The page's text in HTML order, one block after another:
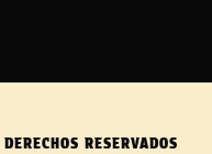
RESERVADOS